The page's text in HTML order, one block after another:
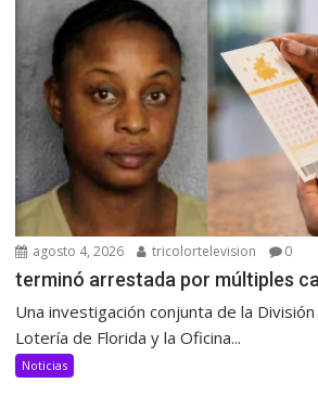
agosto 4, 2026 tricolortelevision 0
terminó arrestada por múltiples
Una investigación conjunta de la
Lotería de Florida y la Oficina...
Noticias